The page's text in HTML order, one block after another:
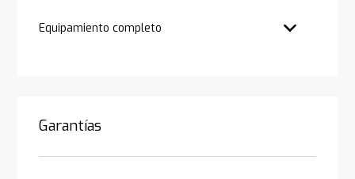
Equipamiento completo
Garantías